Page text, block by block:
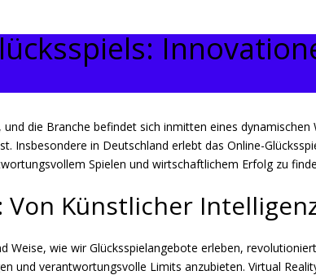
die Branche befindet sich inmitten eines
Insbesondere in Deutschland erlebt das Online-
Spielen und wirtschaftlichem Erfolg zu
Künstlicher
wie wir Glücksspielangebote erleben,
und verantwortungsvolle Limits anzubieten. Virtual